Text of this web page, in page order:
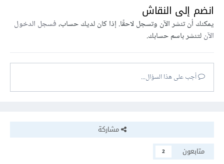
انضم إلى النقاش
يمكنك أن تنشر الآن وتسجل لاحقًا. إذا كان لديك حساب،فسجل الدخول
الآنلتنشر باسم حسابك.
أجب على هذا السؤال...
مشاركة
متابعون
2